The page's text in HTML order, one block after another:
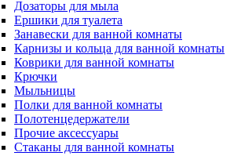
Дозаторы для мыла
Ершики для туалета
Занавески для ванной комнаты
Карнизы и кольца для ванной комнаты
Коврики для ванной комнаты
Крючки
Мыльницы
Полки для ванной комнаты
Полотенцедержатели
Прочие аксессуары
Стаканы для ванной комнаты